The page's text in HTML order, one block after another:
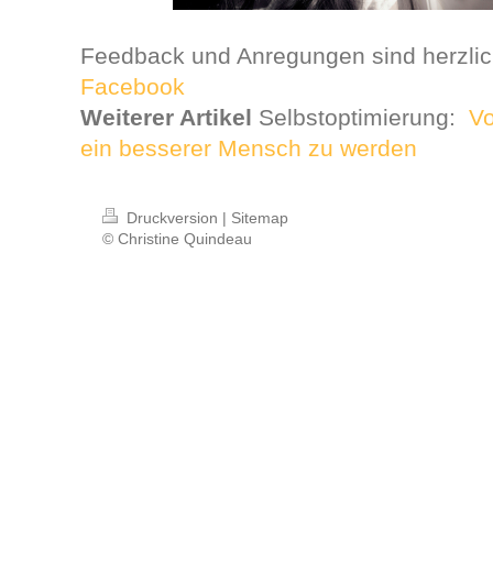
Feedback und Anregungen sind
Facebook
Weiterer Artikel Selbstoptimierung:
ein besserer Mensch zu werden
Druckversion | Sitemap
© Christine Quindeau